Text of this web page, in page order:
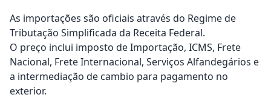
As importações são oficiais através do Regime de
Tributação Simplificada da Receita Federal.
O preço inclui imposto de Importação, ICMS, Frete
Nacional, Frete Internacional, Serviços Alfandegários e
a intermediação de cambio para pagamento no
exterior.